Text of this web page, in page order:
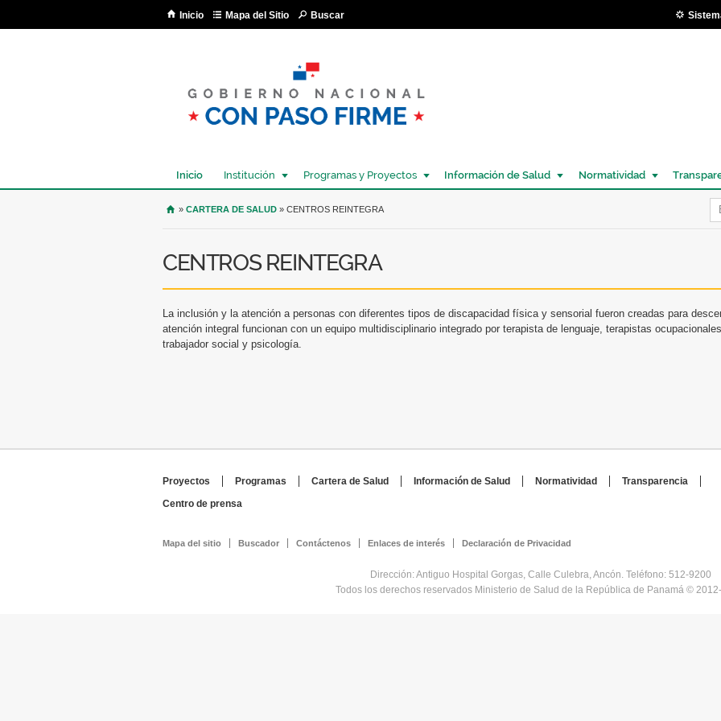
Inicio Mapa del Sitio Buscar
Inicio Institución Programas y Proyectos Información de Salud Normatividad
USTED SE ENCUENTRA AQUÍ
» CARTERA DE SALUD » CENTROS REINTEGRA
CENTROS REINTEGRA
La inclusión y la atención a personas con diferentes tipos de discapacidad física y sensorial fueron creadas para
atención integral funcionan con un equipo multidisciplinario integrado por terapista de lenguaje, terapistas
trabajador social y psicología.
Proyectos Programas Cartera de Salud Información de Salud Normatividad
Transparencia
Centro de prensa
Mapa del sitio Buscador Contáctenos Enlaces de interés Declaración de Privacidad
Dirección: Antiguo Hospital Gorgas, Calle Culebra, Ancón. Teléfono: 512-9200
Todos los derechos reservados Ministerio de Salud de la República de Panamá © 2012-